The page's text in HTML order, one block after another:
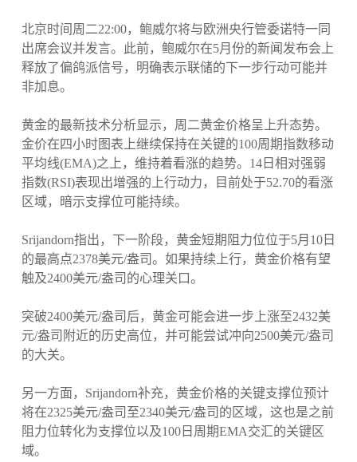
北京时间周二22:00，鲍威尔将与欧洲央行管委诺特一同
出席会议并发言。此前，鲍威尔在5月份的新闻发布会上
释放了偏鸽派信号，明确表示联储的下一步行动可能并
非加息。
黄金的最新技术分析显示，周二黄金价格呈上升态势。
金价在四小时图表上继续保持在关键的100周期指数移动
平均线(EMA)之上，维持着看涨的趋势。14日相对强弱
指数(RSI)表现出增强的上行动力，目前处于52.70的看涨
区域，暗示支撑位可能持续。
Srijandorn指出，下一阶段，黄金短期阻力位位于5月10日
的最高点2378美元/盎司。如果持续上行，黄金价格有望
触及2400美元/盎司的心理关口。
突破2400美元/盎司后，黄金可能会进一步上涨至2432美
元/盎司附近的历史高位，并可能尝试冲向2500美元/盎司
的大关。
另一方面，Srijandorn补充，黄金价格的关键支撑位预计
将在2325美元/盎司至2340美元/盎司的区域，这也是之前
阻力位转化为支撑位以及100日周期EMA交汇的关键区
域。